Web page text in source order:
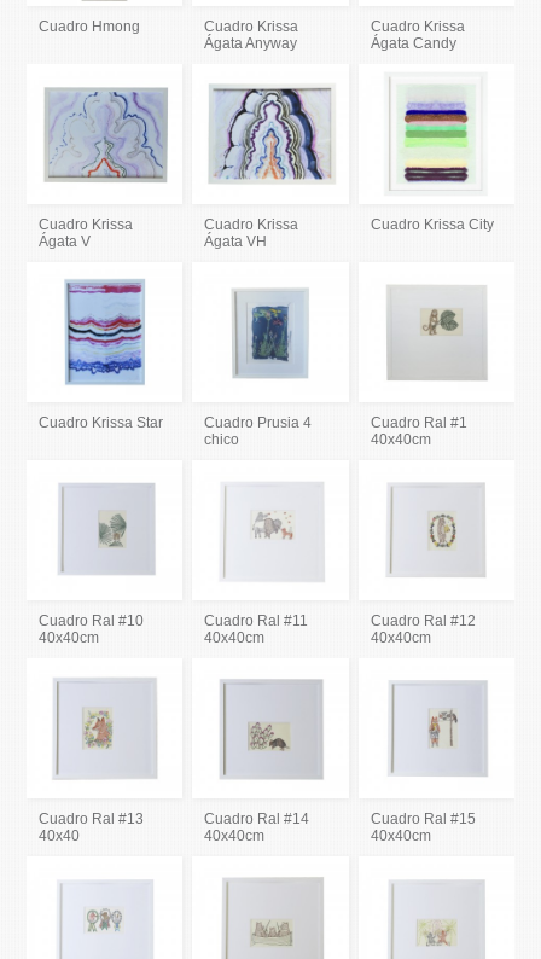
Cuadro Hmong
Cuadro Krissa
Ágata Anyway
Cuadro Krissa
Ágata Candy
Cuadro Krissa
Ágata V
Cuadro Krissa
Ágata VH
Cuadro Krissa City
Cuadro Krissa Star
Cuadro Prusia 4
chico
Cuadro Ral #1
40x40cm
Cuadro Ral #10
40x40cm
Cuadro Ral #11
40x40cm
Cuadro Ral #12
40x40cm
Cuadro Ral #13
40x40
Cuadro Ral #14
40x40cm
Cuadro Ral #15
40x40cm